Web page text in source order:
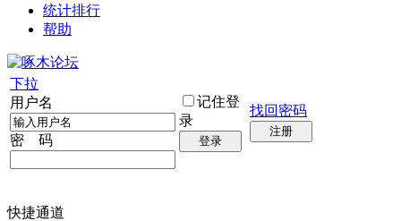
统计排行
帮助
下拉
用户名
密 码
记住登
录
登录
找回密码
注册
快捷通道